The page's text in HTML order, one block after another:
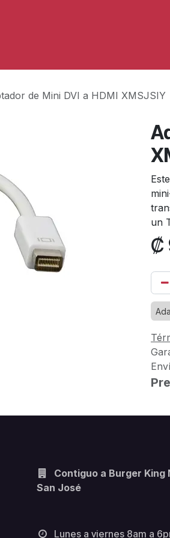
de Mini DVI a HDMI XMSJSIY
un
₡
Contiguo a Burger
San José
Lunes a viernes 8am a